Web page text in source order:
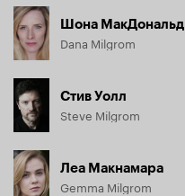
Шона МакДональд
Dana Milgrom
Стив Уолл
Steve Milgrom
Леа Макнамара
Gemma Milgrom